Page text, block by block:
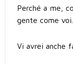
Perché a me,
gente come voi.
Vi avrei anche